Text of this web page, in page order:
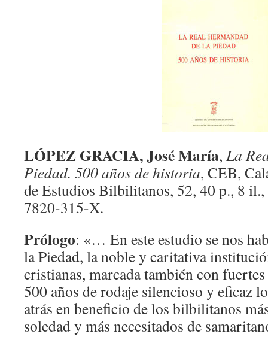
LÓPEZ GRACIA, José María, La
Piedad. 500 años de historia, CEB,
de Estudios Bilbilitanos, 52, 40 p., 8
7820-315-X.
Prólogo: «… En este estudio se nos
la Piedad, la noble y caritativa
cristianas, marcada también con
500 años de rodaje silencioso y eficaz
atrás en beneficio de los bilbilitanos
soledad y más necesitados de